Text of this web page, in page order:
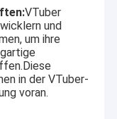
VTuber
und
um ihre
in der VTuber-
voran.